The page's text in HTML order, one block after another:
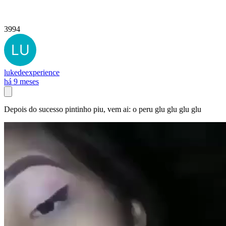
3994
lukedeexperience
há 9 meses
Depois do sucesso pintinho piu, vem ai: o peru glu glu glu glu